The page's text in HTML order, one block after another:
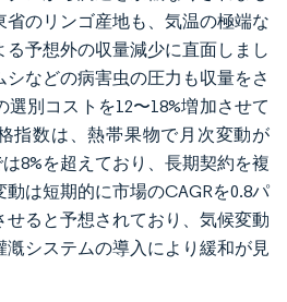
のリンゴ産地も、気温の極端な
予想外の収量減少に直面しまし
などの病害虫の圧力も収量をさ
別コストを12〜18%増加させて
指数は、熱帯果物で月次変動が
8%を超えており、長期契約を複
は短期的に市場のCAGRを0.8パ
ると予想されており、気候変動
システムの導入により緩和が見